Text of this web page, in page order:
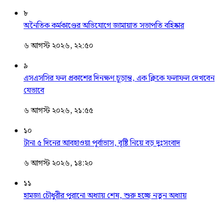
৮
অনৈতিক কর্মকাণ্ডের অভিযোগে জামায়াত সভাপতি বহিষ্কার
৬ আগস্ট ২০২৬, ২২:৫০
৯
এসএসসির ফল প্রকাশের দিনক্ষণ চূড়ান্ত, এক ক্লিকে ফলাফল দেখবেন
যেভাবে
৬ আগস্ট ২০২৬, ২১:৫৫
১০
টানা ৫ দিনের আবহাওয়া পূর্বাভাস, বৃষ্টি নিয়ে বড় দুঃসংবাদ
৬ আগস্ট ২০২৬, ১৪:২০
১১
হামজা চৌধুরীর পুরানো অধ্যায় শেষ, শুরু হচ্ছে নতুন অধ্যায়